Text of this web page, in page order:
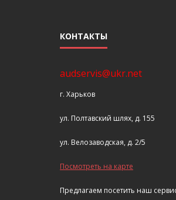
КОНТАКТЫ
audservis@ukr.net
г. Харьков
ул. Полтавский шлях, д. 155
ул. Велозаводская, д. 2/5
Посмотреть на карте
Предлагаем посетить наш